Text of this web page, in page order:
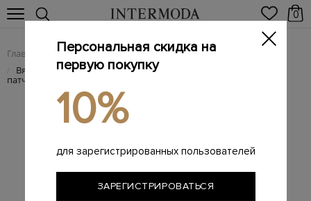
0
Главная Мужчинам / Аксессуары / Головные уборы
/ Вязаная шапка-бини из фактурной смесовой шерсти с
патчем
Персональная скидка на
первую покупку
10%
для зарегистрированных пользователей
ЗАРЕГИСТРИРОВАТЬСЯ